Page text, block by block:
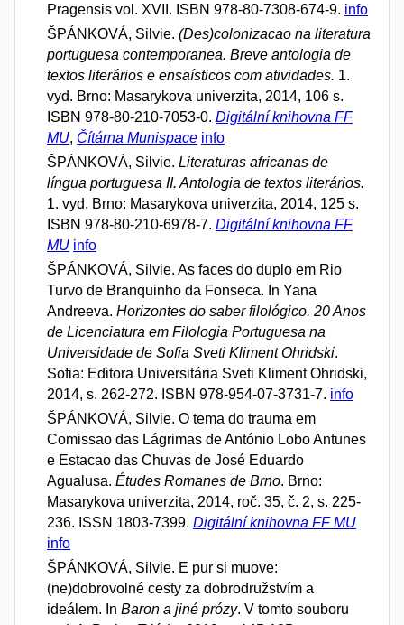
Pragensis vol. XVII. ISBN 978-80-7308-674-9. info
ŠPÁNKOVÁ, Silvie. (Des)colonizacao na literatura
portuguesa contemporanea. Breve antologia de
textos literários e ensaísticos com atividades. 1.
vyd. Brno: Masarykova univerzita, 2014, 106 s.
ISBN 978-80-210-7053-0. Digitální knihovna FF
MU, Čítárna Munispace info
ŠPÁNKOVÁ, Silvie. Literaturas africanas de
língua portuguesa II. Antologia de textos literários.
1. vyd. Brno: Masarykova univerzita, 2014, 125 s.
ISBN 978-80-210-6978-7. Digitální knihovna FF
MU info
ŠPÁNKOVÁ, Silvie. As faces do duplo em Rio
Turvo de Branquinho da Fonseca. In Yana
Andreeva. Horizontes do saber filológico. 20 Anos
de Licenciatura em Filologia Portuguesa na
Universidade de Sofia Sveti Kliment Ohridski.
Sofia: Editora Universitária Sveti Kliment Ohridski,
2014, s. 262-272. ISBN 978-954-07-3731-7. info
ŠPÁNKOVÁ, Silvie. O tema do trauma em
Comissao das Lágrimas de António Lobo Antunes
e Estacao das Chuvas de José Eduardo
Agualusa. Études Romanes de Brno. Brno:
Masarykova univerzita, 2014, roč. 35, č. 2, s. 225-
236. ISSN 1803-7399. Digitální knihovna FF MU
info
ŠPÁNKOVÁ, Silvie. E pur si muove:
(ne)dobrovolné cesty za dobrodružstvím a
ideálem. In Baron a jiné prózy. V tomto souboru